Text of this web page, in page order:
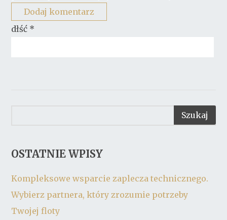
dłść *
OSTATNIE WPISY
Kompleksowe wsparcie zaplecza technicznego.
Wybierz partnera, który zrozumie potrzeby
Twojej floty